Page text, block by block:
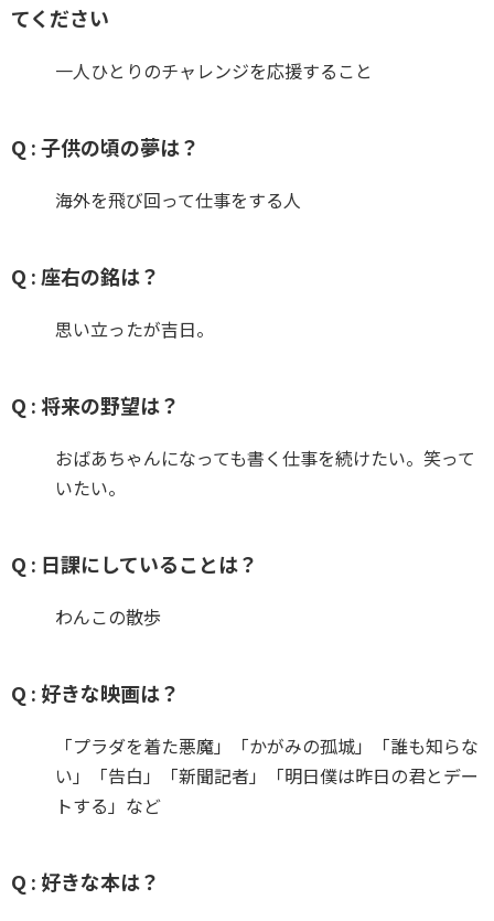
てください
一人ひとりのチャレンジを応援すること
Q : 子供の頃の夢は？
海外を飛び回って仕事をする人
Q : 座右の銘は？
思い立ったが吉日。
Q : 将来の野望は？
おばあちゃんになっても書く仕事を続けたい。笑って
いたい。
Q : 日課にしていることは？
わんこの散歩
Q : 好きな映画は？
「プラダを着た悪魔」「かがみの孤城」「誰も知らな
い」「告白」「新聞記者」「明日僕は昨日の君とデー
トする」など
Q : 好きな本は？